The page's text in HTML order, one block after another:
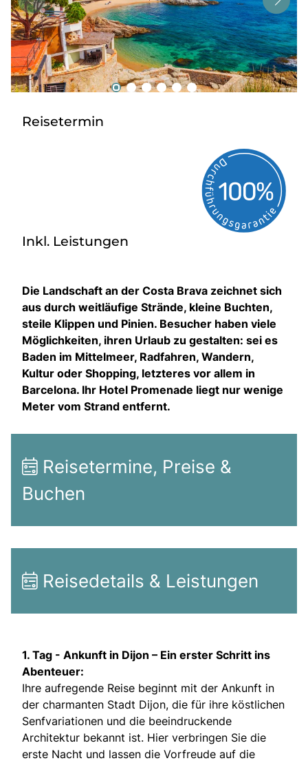
Reisetermin
Inkl. Leistungen
Die Landschaft an der Costa Brava zeichnet sich
aus durch weitläufige Strände, kleine Buchten,
steile Klippen und Pinien. Besucher haben viele
Möglichkeiten, ihren Urlaub zu gestalten: sei es
Baden im Mittelmeer, Radfahren, Wandern,
Kultur oder Shopping, letzteres vor allem in
Barcelona. Ihr Hotel Promenade liegt nur wenige
Meter vom Strand entfernt.
Reisetermine, Preise &
Buchen
Reisedetails & Leistungen
1. Tag - Ankunft in Dijon – Ein erster Schritt ins
Abenteuer:
Ihre aufregende Reise beginnt mit der Ankunft in
der charmanten Stadt Dijon, die für ihre köstlichen
Senfvariationen und die beeindruckende
Architektur bekannt ist. Hier verbringen Sie die
erste Nacht und lassen die Vorfreude auf die